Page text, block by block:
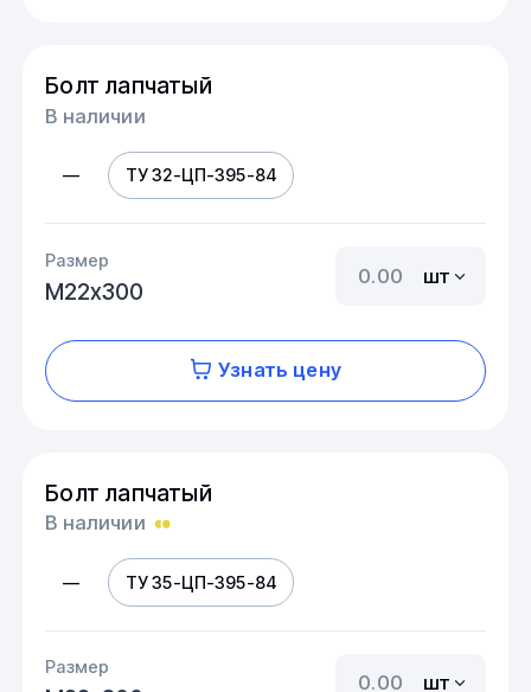
Болт лапчатый
В наличии
— ТУ 32-ЦП-395-84
Размер
М22х300
шт
Узнать цену
Болт лапчатый
В наличии
— ТУ 35-ЦП-395-84
Размер
шт